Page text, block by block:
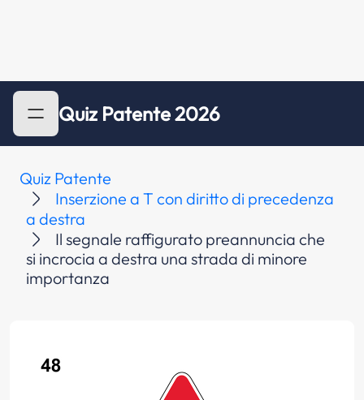
Quiz Patente 2026
Quiz Patente
Inserzione a T con diritto di precedenza
a destra
Il segnale raffigurato preannuncia che
si incrocia a destra una strada di minore
importanza